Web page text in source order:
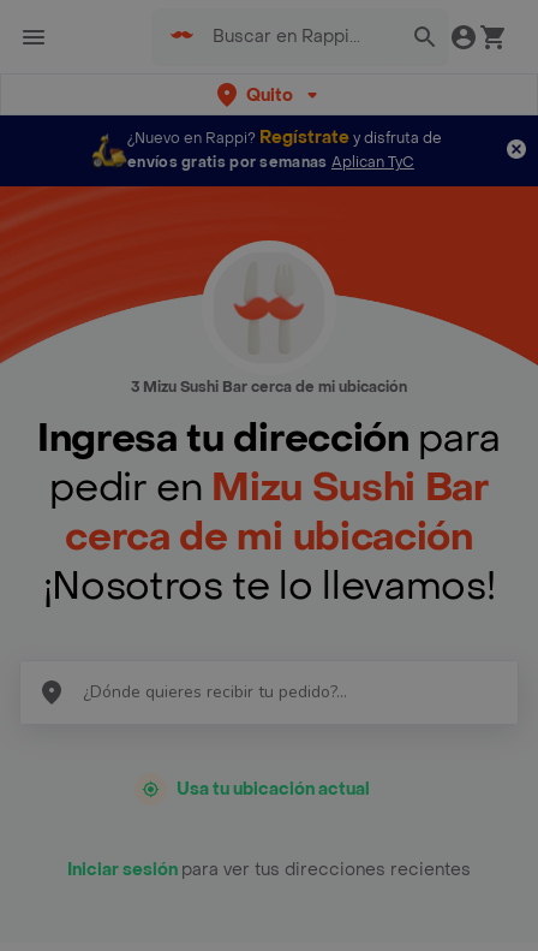
Quito
¿Nuevo en Rappi? Regístratey disfruta de
envíos gratis por semanas Aplican TyC
3 Mizu Sushi Bar cerca de mi ubicación
Ingresa tu dirección para
pedir en Mizu Sushi Bar
cerca de mi ubicación
¡Nosotros te lo llevamos!
Usa tu ubicación actual
Iniciar sesión para ver tus direcciones recientes